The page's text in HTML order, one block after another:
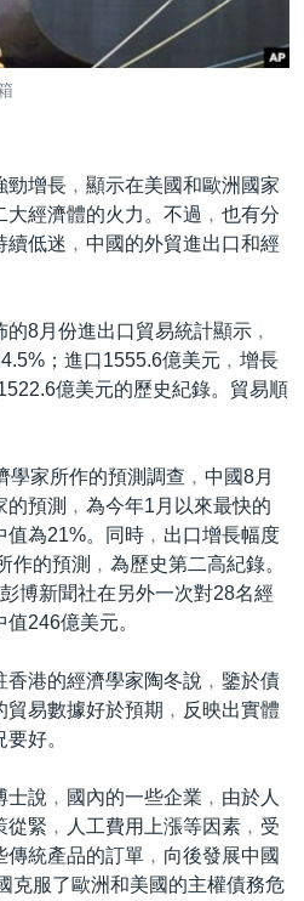
增長﹐顯示在美國和歐洲國家
經濟體的火力。不過﹐也有分
低迷﹐中國的外貿進出口和經
8月份進出口貿易統計顯示﹐
；進口1555.6億美元﹐增長
億美元的歷史紀錄。貿易順
家所作的預測調查﹐中國8月
預測﹐為今年1月以來最快的
為21%。同時﹐出口增長幅度
作的預測﹐為歷史第二高紀錄。
博新聞社在另外一次對28名經
246億美元。
港的經濟學家陶冬說﹐鑒於債
易數據好於預期﹐反映出實體
好。
說﹐國內的一些企業﹐由於人
從緊﹐人工費用上漲等因素﹐受
統產品的訂單﹐向後發展中國
克服了歐洲和美國的主權債務危